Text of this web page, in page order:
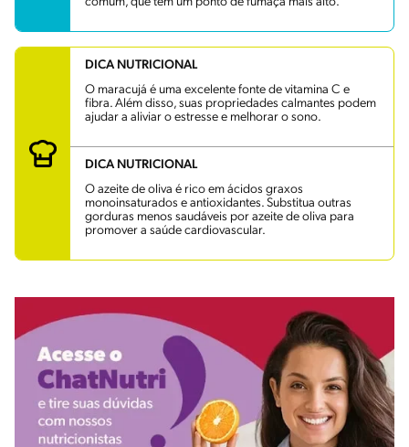
DICA NUTRICIONAL
O maracujá é uma excelente fonte de vitamina C e
fibra. Além disso, suas propriedades calmantes podem
ajudar a aliviar o estresse e melhorar o sono.
DICA NUTRICIONAL
O azeite de oliva é rico em ácidos graxos
monoinsaturados e antioxidantes. Substitua outras
gorduras menos saudáveis por azeite de oliva para
promover a saúde cardiovascular.